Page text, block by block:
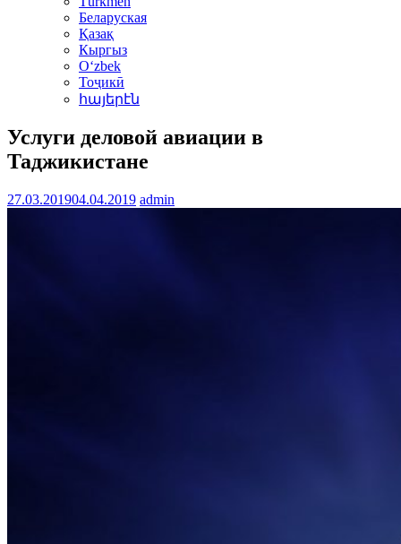
Беларуская
Қазақ
Кыргыз
Oʻzbek
Тоҷикӣ
հայերէն
Услуги деловой авиации в
Таджикистане
27.03.201904.04.2019 admin